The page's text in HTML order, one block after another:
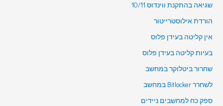
שגיאה בהתקנת ווינדוס 10/11
הורדת אילוסטרייטור
אין קליטה בעידן פלוס
בעיות קליטה בעידן פלוס
שחרור ביטלוקר במחשב
לשחרר Bitlocker במחשב
ספק כח למחשבים ניידים